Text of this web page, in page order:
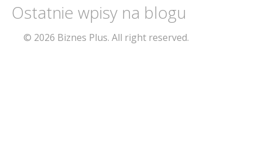
Ostatnie wpisy na blogu
© 2026 Biznes Plus. All right reserved.